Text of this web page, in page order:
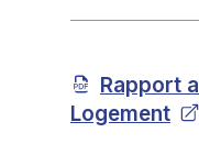
Rapport
Logement